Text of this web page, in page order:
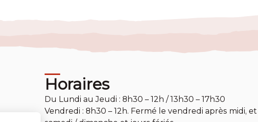
Horaires
Du Lundi au Jeudi : 8h30 – 12h / 13h30 – 17h30
Vendredi : 8h30 – 12h. Fermé le vendredi après midi, et